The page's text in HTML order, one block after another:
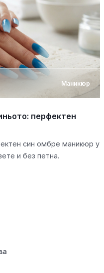
Маникюр
перфектен
син омбре маникюр у
и без петна.